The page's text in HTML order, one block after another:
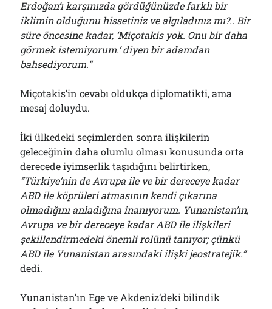
Erdoğan’ı karşınızda gördüğünüzde farklı bir
iklimin olduğunu hissetiniz ve algıladınız mı?.. Bir
süre öncesine kadar, ‘Miçotakis yok. Onu bir daha
görmek istemiyorum.’ diyen bir adamdan
bahsediyorum.”
Miçotakis’in cevabı oldukça diplomatikti, ama
mesaj doluydu.
İki ülkedeki seçimlerden sonra ilişkilerin
geleceğinin daha olumlu olması konusunda orta
derecede iyimserlik taşıdığını belirtirken,
“Türkiye’nin de Avrupa ile ve bir dereceye kadar
ABD ile köprüleri atmasının kendi çıkarına
olmadığını anladığına inanıyorum. Yunanistan’ın,
Avrupa ve bir dereceye kadar ABD ile ilişkileri
şekillendirmedeki önemli rolünü tanıyor; çünkü
ABD ile Yunanistan arasındaki ilişki jeostratejik.”
dedi.
Yunanistan’ın Ege ve Akdeniz’deki bilindik